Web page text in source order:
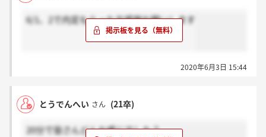
6/1、2で内定もらった方感謝お願いします
2020年6月3日 15:44
とうでんへい さん (21卒)
20分で皆さんどんな感じでした？